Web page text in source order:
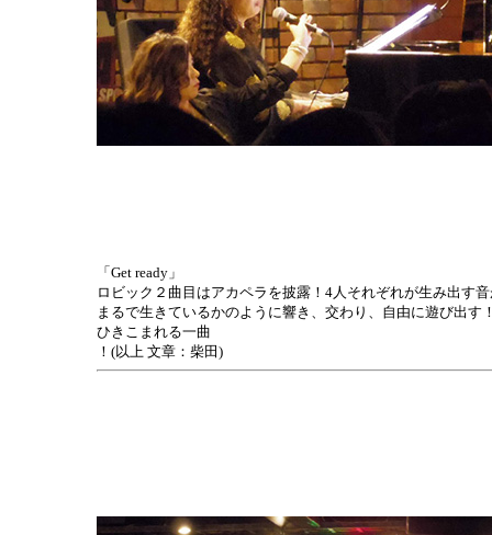
「Get ready」
ロビック２曲目はアカペラを披露！4人それぞれが生み出す
まるで生きているかのように響き、交わり、自由に遊び出す
ひきこまれる一曲
！(以上 文章：柴田)